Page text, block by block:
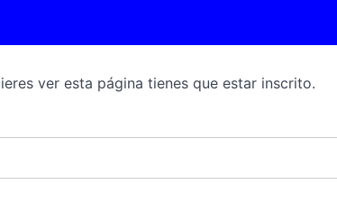
ver esta página tienes que estar inscrito.